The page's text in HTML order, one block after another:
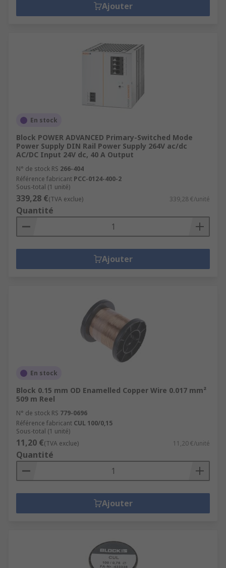
Ajouter
En stock
Block POWER ADVANCED Primary-Switched Mode
Power Supply DIN Rail Power Supply 264V ac/dc
AC/DC Input 24V dc, 40 A Output
N° de stock RS 266-404
Référence fabricant PCC-0124-400-2
Sous-total (1 unité)
339,28 €(TVA exclue) 339,28 €/unité
Quantité
Ajouter
En stock
Block 0.15 mm OD Enamelled Copper Wire 0.017 mm²
509 m Reel
N° de stock RS 779-0696
Référence fabricant CUL 100/0,15
Sous-total (1 unité)
11,20 €(TVA exclue) 11,20 €/unité
Quantité
Ajouter